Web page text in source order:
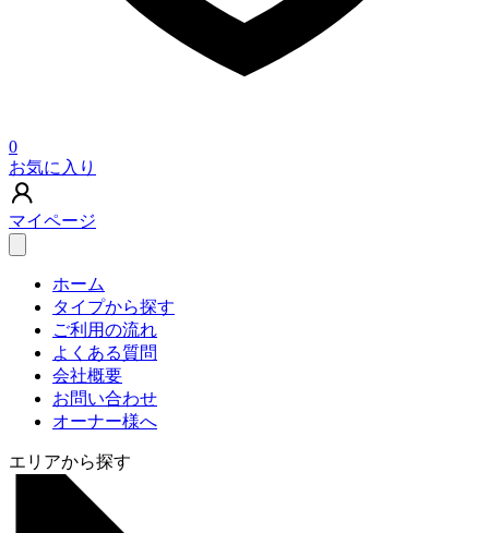
0
お気に入り
マイページ
ホーム
タイプから探す
ご利用の流れ
よくある質問
会社概要
お問い合わせ
オーナー様へ
エリアから探す